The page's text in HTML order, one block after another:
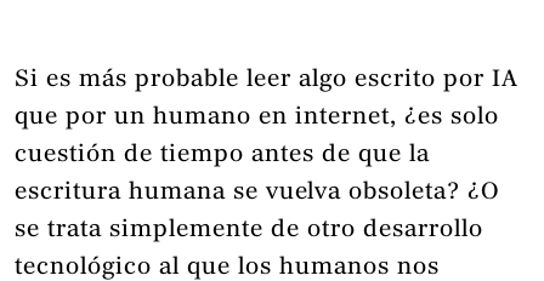
Si es más probable leer algo escrito por IA
que por un humano en internet, ¿es solo
cuestión de tiempo antes de que la
escritura humana se vuelva obsoleta? ¿O
se trata simplemente de otro desarrollo
tecnológico al que los humanos nos